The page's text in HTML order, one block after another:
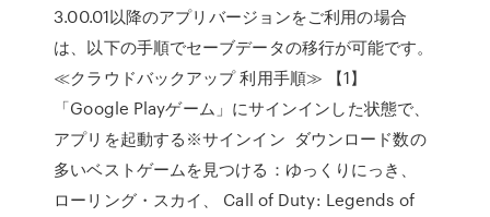
3.00.01以降のアプリバージョンをご利用の場合
は、以下の手順でセーブデータの移行が可能です。
≪クラウドバックアップ 利用手順≫ 【1】
「Google Playゲーム」にサインインした状態で、
アプリを起動する※サインイン ダウンロード数の
多いベストゲームを見つける：ゆっくりにっき、
ローリング・スカイ、 Call of Duty: Legends of